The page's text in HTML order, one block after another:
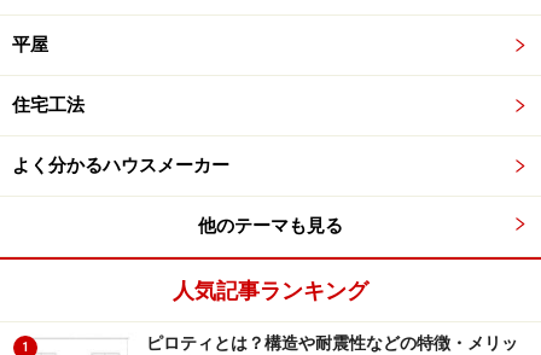
平屋
住宅工法
よく分かるハウスメーカー
他のテーマも見る
人気記事ランキング
1
ピロティとは？構造や耐震性などの特徴・メリッ